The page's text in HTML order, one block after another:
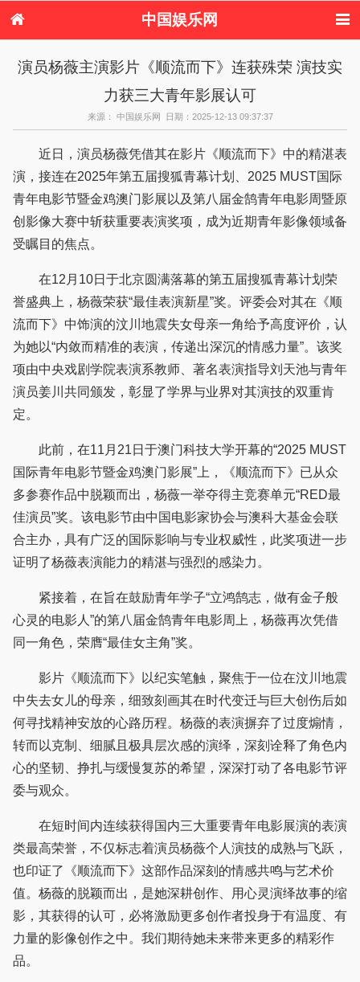
中国娱乐网
港台娱乐
日本娱乐 韩国娱乐
欧美娱乐
音乐新闻 影视新闻
港台明星八卦
日本韩国明星
欧美明星八卦
演员杨薇主演影片《顺流而下》连获殊荣 演技实
力获三大青年影展认可
来源： 中国娱乐网 日期：2025-12-13 09:37:37
近日，演员杨薇凭借其在影片《顺流而下》中的精湛表
演，接连在2025年第五届搜狐青幕计划、2025 MUST国际
青年电影节暨金鸡澳门影展以及第八届金鹄青年电影周暨原
创影像大赛中斩获重要表演奖项，成为近期青年影像领域备
受瞩目的焦点。
在12月10日于北京圆满落幕的第五届搜狐青幕计划荣
誉盛典上，杨薇荣获“最佳表演新星”奖。评委会对其在《顺
流而下》中饰演的汶川地震失女母亲一角给予高度评价，认
为她以“内敛而精准的表演，传递出深沉的情感力量”。该奖
项由中央戏剧学院表演系教师、著名表演指导刘天池与青年
演员姜川共同颁发，彰显了学界与业界对其演技的双重肯
定。
此前，在11月21日于澳门科技大学开幕的“2025 MUST
国际青年电影节暨金鸡澳门影展”上，《顺流而下》已从众
多参赛作品中脱颖而出，杨薇一举夺得主竞赛单元“RED最
佳演员”奖。该电影节由中国电影家协会与澳科大基金会联
合主办，具有广泛的国际影响与专业权威性，此奖项进一步
证明了杨薇表演能力的精湛与强烈的感染力。
紧接着，在旨在鼓励青年学子“立鸿鹄志，做有金子般
心灵的电影人”的第八届金鹄青年电影周上，杨薇再次凭借
同一角色，荣膺“最佳女主角”奖。
影片《顺流而下》以纪实笔触，聚焦于一位在汶川地震
中失去女儿的母亲，细致刻画其在时代变迁与巨大创伤后如
何寻找精神安放的心路历程。杨薇的表演摒弃了过度煽情，
转而以克制、细腻且极具层次感的演绎，深刻诠释了角色内
心的坚韧、挣扎与缓慢复苏的希望，深深打动了各电影节评
委与观众。
在短时间内连续获得国内三大重要青年电影展演的表演
类最高荣誉，不仅标志着演员杨薇个人演技的成熟与飞跃，
也印证了《顺流而下》这部作品深刻的情感共鸣与艺术价
值。杨薇的脱颖而出，是她深耕创作、用心灵演绎故事的缩
影，其获得的认可，必将激励更多创作者投身于有温度、有
力量的影像创作之中。我们期待她未来带来更多的精彩作
品。